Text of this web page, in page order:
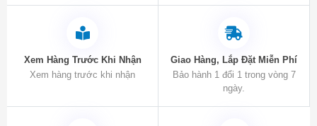
Xem Hàng Trước Khi Nhận
Xem hàng trước khi nhận
Giao Hàng, Lắp Đặt Miễn Phí
Bảo hành 1 đổi 1 trong vòng 7
ngày.